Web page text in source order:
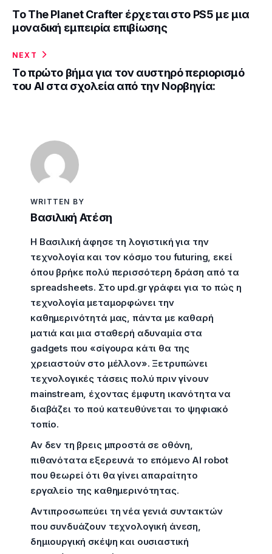
Το The Planet Crafter έρχεται στο PS5 με μια
μοναδική εμπειρία επιβίωσης
NEXT
Το πρώτο βήμα για τον αυστηρό περιορισμό
του AI στα σχολεία από την Νορβηγία:
WRITTEN BY
Βασιλική Ατέση
Η Βασιλική άφησε τη λογιστική για την
τεχνολογία και τον κόσμο του futuring, εκεί
όπου βρήκε πολύ περισσότερη δράση από τα
spreadsheets. Στο upd.gr γράφει για το πώς η
τεχνολογία μεταμορφώνει την
καθημερινότητά μας, πάντα με καθαρή
ματιά και μια σταθερή αδυναμία στα
gadgets που «σίγουρα κάτι θα της
χρειαστούν στο μέλλον». Ξετρυπώνει
τεχνολογικές τάσεις πολύ πριν γίνουν
mainstream, έχοντας έμφυτη ικανότητα να
διαβάζει το πού κατευθύνεται το ψηφιακό
τοπίο.
Αν δεν τη βρεις μπροστά σε οθόνη,
πιθανότατα εξερευνά το επόμενο AI robot
που θεωρεί ότι θα γίνει απαραίτητο
εργαλείο της καθημερινότητας.
Αντιπροσωπεύει τη νέα γενιά συντακτών
που συνδυάζουν τεχνολογική άνεση,
δημιουργική σκέψη και ουσιαστική